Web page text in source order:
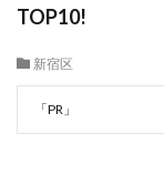
TOP10!
新宿区
「PR」